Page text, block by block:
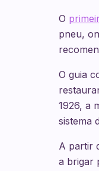
O
pneu,
O guia
1926, a
sistema
A partir
a brigar